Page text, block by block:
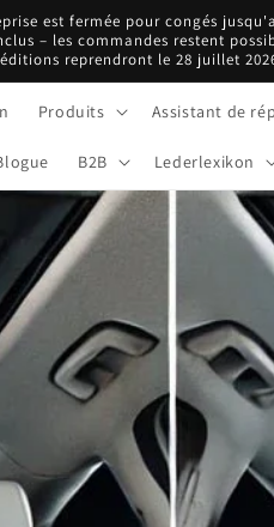
est fermée pour congés
– les commandes restent
reprendront le 28 juillet
Produits Assistant de
B2B Lederlexikon